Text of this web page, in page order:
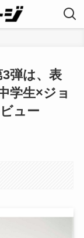
3弾は、表
学生×ジョ
ュー